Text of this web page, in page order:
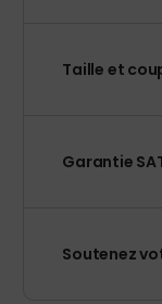
Taille et
Garantie
Soutenez